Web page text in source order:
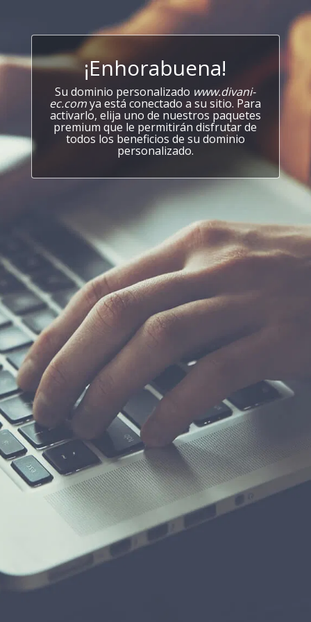
¡Enhorabuena!
Su dominio personalizado www.divani-
ec.comya está conectado a su sitio. Para
activarlo, elija uno de nuestros paquetes
premium que le permitirán disfrutar de
todos los beneficios de su dominio
personalizado.